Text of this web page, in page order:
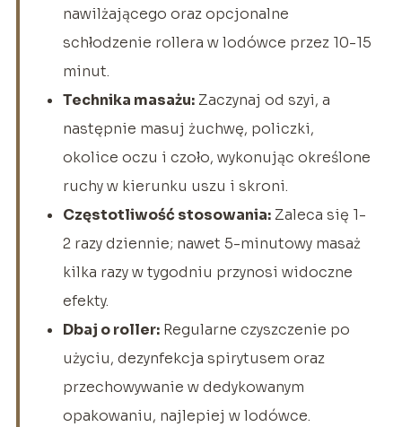
nawilżającego oraz opcjonalne
schłodzenie rollera w lodówce przez 10-15
minut.
Technika masażu:Zaczynaj od szyi, a
następnie masuj żuchwę, policzki,
okolice oczu i czoło, wykonując określone
ruchy w kierunku uszu i skroni.
Częstotliwość stosowania:Zaleca się 1-
2 razy dziennie; nawet 5-minutowy masaż
kilka razy w tygodniu przynosi widoczne
efekty.
Dbaj o roller:Regularne czyszczenie po
użyciu, dezynfekcja spirytusem oraz
przechowywanie w dedykowanym
opakowaniu, najlepiej w lodówce.